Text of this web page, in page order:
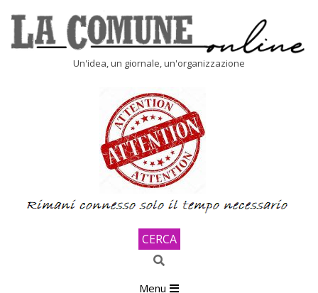
content
Un'idea, un giornale, un'organizzazione
CERCA
Search
Menu